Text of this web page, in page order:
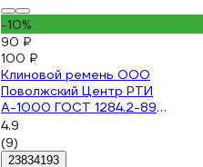
-10%
90 ₽
100 ₽
Клиновой ремень ООО
Поволжский Центр РТИ
А-1000 ГОСТ 1284.2-89
2.002.012
4.9
(9)
23834193